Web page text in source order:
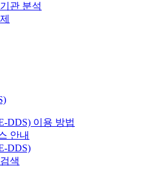
관 분석
DDS) 이용 방법
안내
DDS)
색